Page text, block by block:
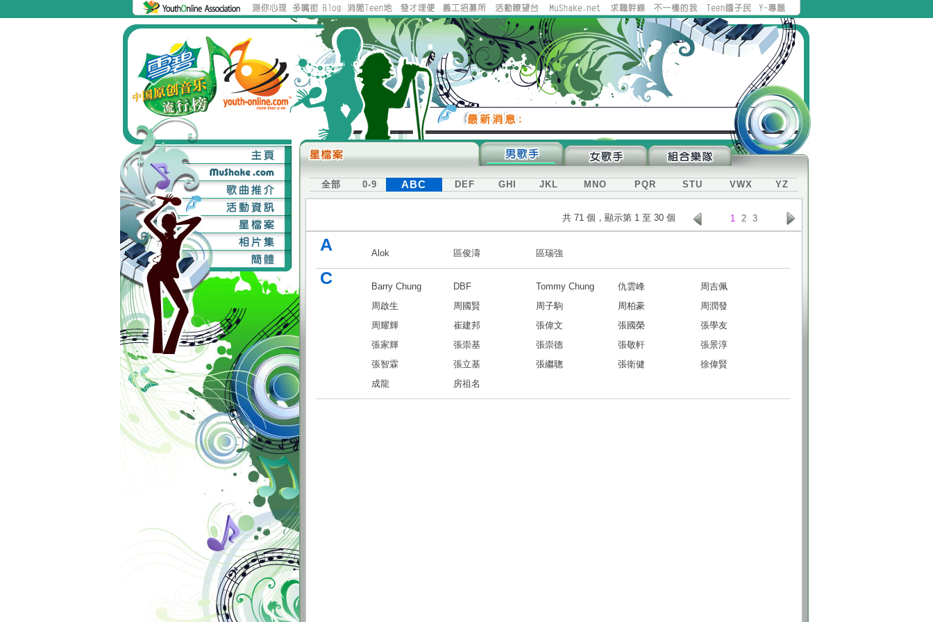
全部 0-9 ABC DEF GHI JKL MNO PQR STU VWX YZ
共 71 個，顯示第 1 至 30 個 1 2 3
A Alok 區俊濤 區瑞強
C Barry Chung DBF Tommy Chung 仇雲峰
周吉佩
周啟生
周國賢 周子駒 周柏豪
周潤發
周耀輝
崔建邦 張偉文 張國榮
張學友
張家輝
張崇基 張崇德 張敬軒
張景淳
張智霖
張立基 張繼聰 張衛健
徐偉賢
成龍
房祖名